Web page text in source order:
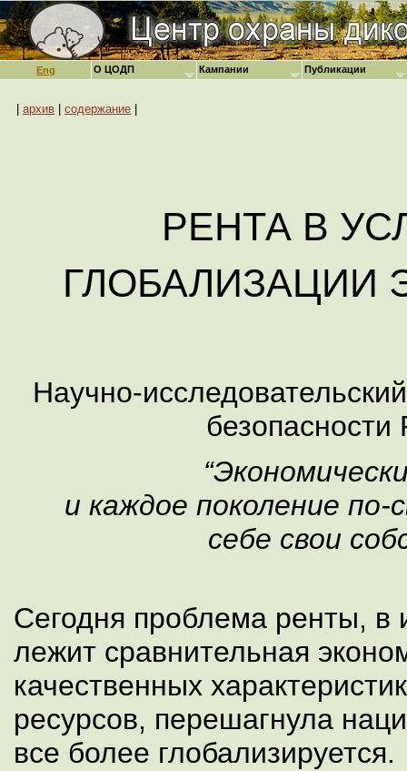
Eng
архив содержание
РЕНТА В
ГЛОБАЛИЗАЦИИ
Научно-
и каждое поколение
себе свои
Сегодня проблема ренты, в
лежит сравнительная
качественных
ресурсов, перешагнула
все более глобализируется.
О ЦОДП Кампании Публикации